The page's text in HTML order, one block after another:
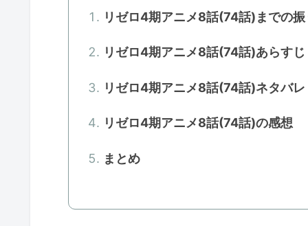
リゼロ4期アニメ8話(74話)までの
リゼロ4期アニメ8話(74話)あらすじ
リゼロ4期アニメ8話(74話)ネタバレ
リゼロ4期アニメ8話(74話)の感想
まとめ